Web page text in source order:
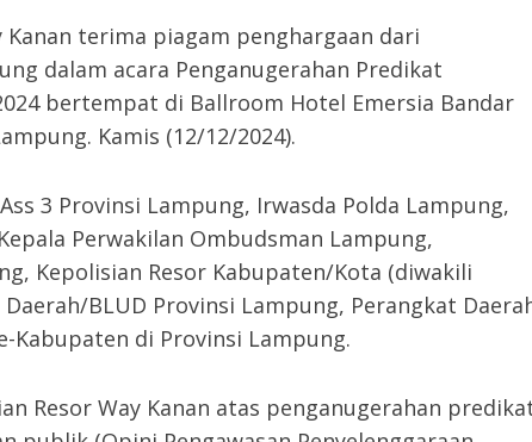
Kanan terima piagam penghargaan dari
dalam acara Penganugerahan Predikat
bertempat di Ballroom Hotel Emersia Bandar
Kamis (12/12/2024).
3 Provinsi Lampung, Irwasda Polda Lampung,
Perwakilan Ombudsman Lampung,
Kepolisian Resor Kabupaten/Kota (diwakili
BLUD Provinsi Lampung, Perangkat
Kabupaten di Provinsi Lampung.
Resor Way Kanan atas penganugerahan